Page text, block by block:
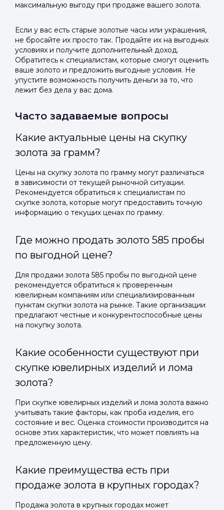
максимальную выгоду при продаже вашего золота.
Если у вас есть старые золотые часы или украшения,
не бросайте их просто так. Продайте их на выгодных
условиях и получите дополнительный доход.
Обратитесь к специалистам, которые смогут оценить
ваше золото и предложить выгодные условия. Не
упустите возможность получить деньги за то, что
лежит без дела у вас дома.
Часто задаваемые вопросы
Какие актуальные цены на скупку
золота за грамм?
Цены на скупку золота по грамму могут различаться
в зависимости от текущей рыночной ситуации.
Рекомендуется обратиться к специалистам по
скупке золота, которые могут предоставить точную
информацию о текущих ценах по грамму.
Где можно продать золото 585 пробы
по выгодной цене?
Для продажи золота 585 пробы по выгодной цене
рекомендуется обратиться к проверенным
ювелирным компаниям или специализированным
пунктам скупки золота на рынке. Такие организации
предлагают честные и конкурентоспособные цены
на покупку золота.
Какие особенности существуют при
скупке ювелирных изделий и лома
золота?
При скупке ювелирных изделий и лома золота важно
учитывать такие факторы, как проба изделия, его
состояние и вес. Оценка стоимости производится на
основе этих характеристик, что может повлиять на
предложенную цену.
Какие преимущества есть при
продаже золота в крупных городах?
Продажа золота в крупных городах может